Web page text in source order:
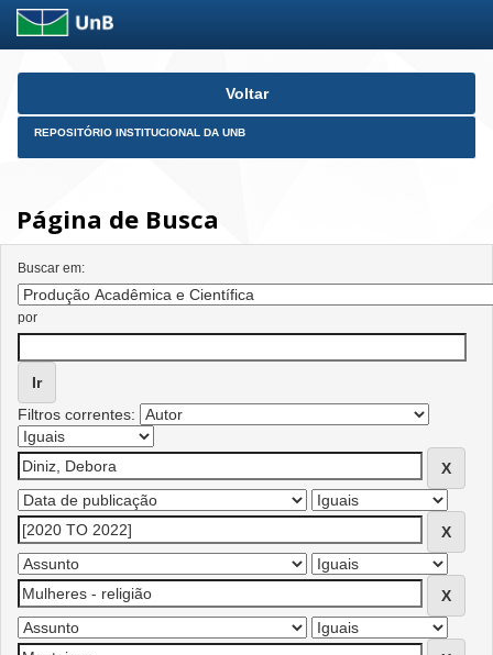
Skip
Voltar
REPOSITÓRIO INSTITUCIONAL DA UNB
Página de Busca
Buscar em:
por
Filtros correntes: